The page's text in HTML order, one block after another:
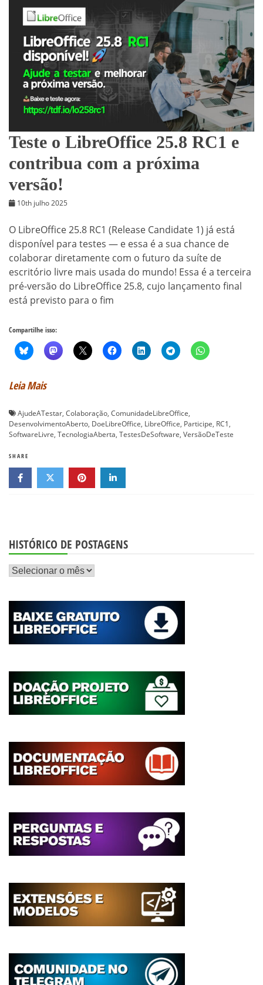
Teste o LibreOffice 25.8 RC1 e
contribua com a próxima
versão!
10th julho 2025
O LibreOffice 25.8 RC1 (Release Candidate 1) já está
disponível para testes — e essa é a sua chance de
colaborar diretamente com o futuro da suíte de
escritório livre mais usada do mundo! Essa é a terceira
pré-versão do LibreOffice 25.8, cujo lançamento final
está previsto para o fim
Compartilhe isso:
Leia Mais
AjudeATestar, Colaboração, ComunidadeLibreOffice,
DesenvolvimentoAberto, DoeLibreOffice, LibreOffice, Participe, RC1,
SoftwareLivre, TecnologiaAberta, TestesDeSoftware, VersãoDeTeste
SHARE
HISTÓRICO DE POSTAGENS
Histórico
postagens